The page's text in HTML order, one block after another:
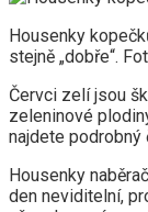
Housenky
stejně „dobře“.
Červci zelí jsou
zeleninové
najdete podrobný
Housenky
den neviditelní,